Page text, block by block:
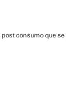
consumo que se